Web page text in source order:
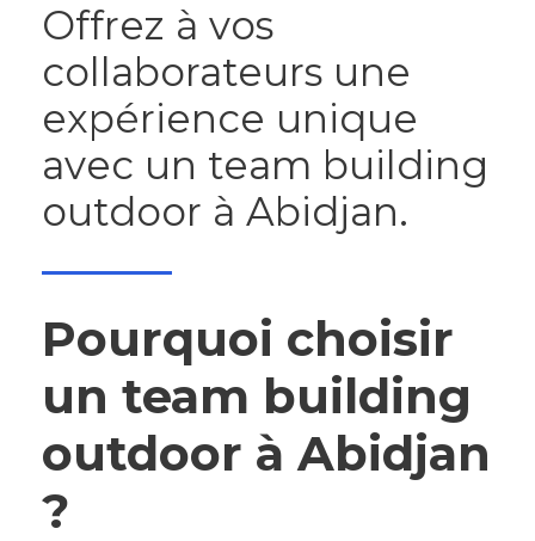
Offrez à vos
collaborateurs une
expérience unique
avec un team building
outdoor à Abidjan.
Pourquoi choisir
un team building
outdoor à Abidjan
?